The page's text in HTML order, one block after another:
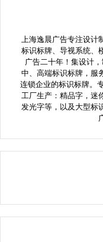
上海逸晨广告专注设计
标识标牌、导视系统、
广告二十年！集设计
中、高端标识标牌，服
连锁企业的标识标牌。
工厂生产：精品字，迷
发光字等，以及大型标